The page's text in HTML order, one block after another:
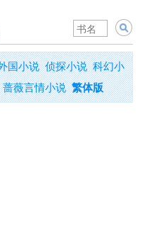
国小说 侦探小说 科幻小
蔷薇言情小说 繁体版